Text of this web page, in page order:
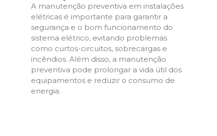
A manutenção preventiva em instalações
elétricas é importante para garantir a
segurança e o bom funcionamento do
sistema elétrico, evitando problemas
como curtos-circuitos, sobrecargas e
incêndios. Além disso, a manutenção
preventiva pode prolongar a vida útil dos
equipamentos e reduzir o consumo de
energia.